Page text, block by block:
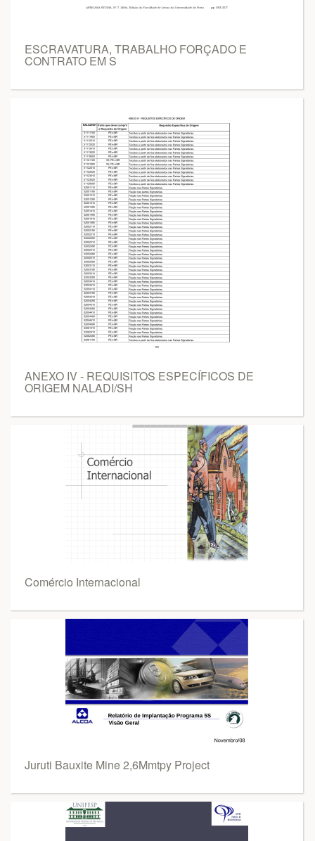
ESCRAVATURA, TRABALHO FORÇADO E
CONTRATO EM S
ANEXO IV - REQUISITOS ESPECÍFICOS DE
ORIGEM NALADI/SH
Comércio Internacional
Juruti Bauxite Mine 2,6Mmtpy Project